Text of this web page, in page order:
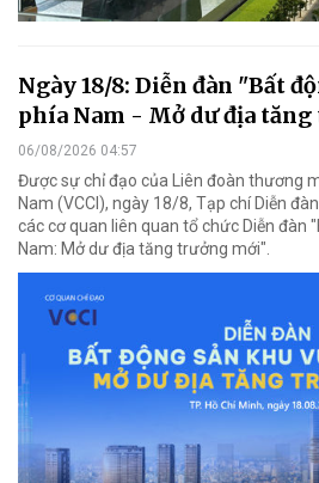
Ngày 18/8: Diễn đàn "Bất
phía Nam - Mở dư địa
06/08/2026 04:57
Được sự chỉ đạo của Liên đoàn thương
Nam (VCCI), ngày 18/8, Tạp chí Diễn
các cơ quan liên quan tổ chức Diễn đàn
Nam: Mở dư địa tăng trưởng mới".